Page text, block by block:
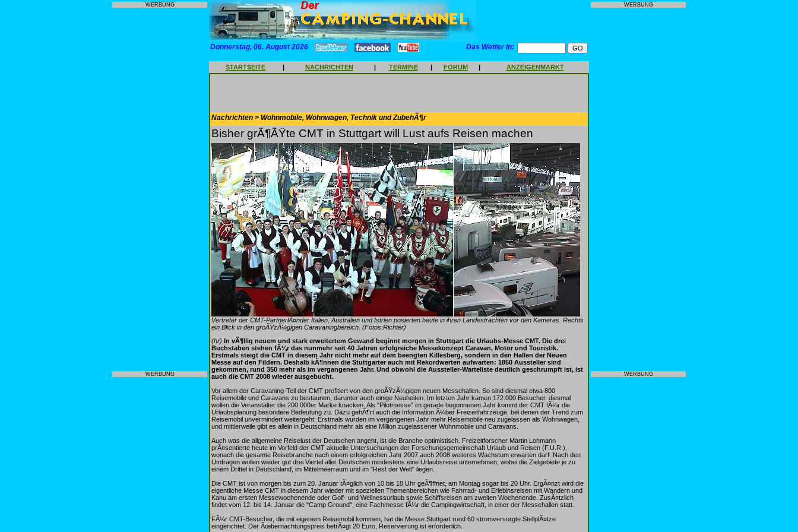
WERBUNG
WERBUNG
Donnerstag, 06. August 2026 Das Wetter in:
STARTSEITE | NACHRICHTEN | TERMINE | FORUM | ANZEIGENMARKT
Nachrichten > Wohnmobile, Wohnwagen, Technik und ZubehÃ¶r
Bisher grÃ¶ÃŸte CMT in Stuttgart will Lust aufs Reisen machen
Vertreter der CMT-PartnerlÃ¤nder Italien, Australien und Istrien posierten heute in ihren Landestrachten vor den Kameras. Rechts
ein Blick in den groÃŸzÃ¼gigen Caravaningbereich. (Fotos:Richter)
(hr) In vÃ¶llig neuem und stark erweitertem Gewand beginnt morgen in Stuttgart die Urlaubs-Messe CMT. Die drei
Buchstaben stehen fÃ¼r das nunmehr seit 40 Jahren erfolgreiche Messekonzept Caravan, Motor und Touristik.
Erstmals steigt die CMT in diesem Jahr nicht mehr auf dem beengten Killesberg, sondern in den Hallen der Neuen
Messe auf den Fildern. Deshalb kÃ¶nnen die Stuttgarter auch mit Rekordwerten aufwarten: 1850 Aussteller sind
gekommen, rund 350 mehr als im vergangenen Jahr. Und obwohl die Aussteller-Warteliste deutlich geschrumpft ist, ist
auch die CMT 2008 wieder ausgebucht.
Vor allem der Caravaning-Teil der CMT profitiert von den groÃŸzÃ¼gigen neuen Messehallen. So sind diesmal etwa 800
Reisemobile und Caravans zu bestaunen, darunter auch einige Neuheiten. Im letzten Jahr kamen 172.000 Besucher, diesmal
wollen die Veranstalter die 200.000er Marke knacken. Als "Pilotmesse" im gerade begonnenen Jahr kommt der CMT fÃ¼r die
Urlaubsplanung besondere Bedeutung zu. Dazu gehÃ¶rt auch die Information Ã¼ber Freizeitfahrzeuge, bei denen der Trend zum
Reisemobil unvermindert weitergeht: Erstmals wurden im vergangenen Jahr mehr Reisemobile neu zugelassen als Wohnwagen,
und mittlerweile gibt es allein in Deutschland mehr als eine Million zugelassener Wohnmobile und Caravans.
Auch was die allgemeine Reiselust der Deutschen angeht, ist die Branche optimistisch. Freizeitforscher Martin Lohmann
prÃ¤sentierte heute im Vorfeld der CMT aktuelle Untersuchungen der Forschungsgemeinschaft Urlaub und Reisen (F.U.R.),
wonach die gesamte Reisebranche nach einem erfolgreichen Jahr 2007 auch 2008 weiteres Wachstum erwarten darf. Nach den
Umfragen wollen wieder gut drei Viertel aller Deutschen mindestens eine Urlaubsreise unternehmen, wobei die Zielgebiete je zu
einem Drittel in Deutschland, im Mittelmeerraum und im "Rest der Welt" liegen.
Die CMT ist von morgen bis zum 20. Januar tÃ¤glich von 10 bis 18 Uhr geÃ¶ffnet, am Montag sogar bis 20 Uhr. ErgÃ¤nzt wird die
eigentliche Messe CMT in diesem Jahr wieder mit speziellen Themenbereichen wie Fahrrad- und Erlebinsreisen mit Wandern und
Kanu am ersten Messewochenende oder Golf- und Wellnessurlaub sowie Schiffsreisen am zweiten Wochenende. ZusÃ¤tzlich
findet vom 12. bis 14. Januar die "Camp Ground", eine Fachmesse fÃ¼r die Campingwirtschaft, in einer der Messehallen statt.
FÃ¼r CMT-Besucher, die mit eigenem Reisemobil kommen, hat die Messe Stuttgart rund 60 stromversorgte StellplÃ¤tze
eingerichtet. Der Ãœbernachtungspreis betrÃ¤gt 20 Euro, Reservierung ist erforderlich.
WERBUNG
WERBUNG